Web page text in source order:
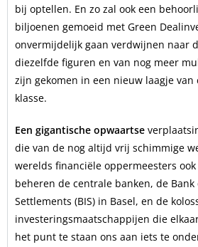
bij optellen. En zo zal ook een
biljoenen gemoeid met Green
onvermijdelijk gaan verdwijnen naar
diezelfde figuren en van nog meer
zijn gekomen in een nieuw laagje van
klasse.
Een gigantische opwaartse
die van de nog altijd vrij schimmige
werelds financiële oppermeesters
beheren de centrale banken, de
Settlements (BIS) in Basel, en de
investeringsmaatschappijen die
het punt te staan ons aan iets te